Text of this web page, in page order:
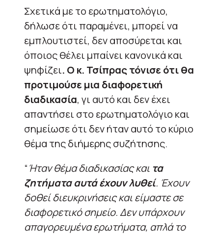
Σχετικά με το ερωτηματολόγιο,
δήλωσε ότι παραμένει, μπορεί να
εμπλουτιστεί, δεν αποσύρεται και
όποιος θέλει μπαίνει κανονικά και
ψηφίζει. Ο κ. Τσίπρας τόνισε ότι θα
προτιμούσε μια διαφορετική
διαδικασία, γι αυτό και δεν έχει
απαντήσει στο ερωτηματολόγιο και
σημείωσε ότι δεν ήταν αυτό το κύριο
θέμα της διήμερης συζήτησης.
“Ήταν θέμα διαδικασίας και τα
ζητήματα αυτά έχουν λυθεί. Έχουν
δοθεί διευκρινήσεις και είμαστε σε
διαφορετικό σημείο. Δεν υπάρχουν
απαγορευμένα ερωτήματα, απλά το